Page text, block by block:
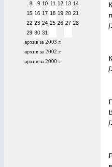
8
9 10 11 12 13 14
15 16 17 18 19 20 21
22 23 24 25 26 27 28
29 30 31
архив за 2003 г.
архив за 2002 г.
архив за 2000 г.